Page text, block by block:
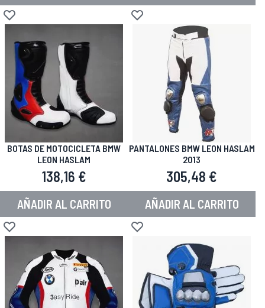
Añadir a la Lista de Deseos Añadir a la Lista de Deseos
BOTAS DE MOTOCICLETA BMW
LEON HASLAM
138,16 €
AÑADIR AL CARRITO
Añadir a la Lista de Deseos
PANTALONES BMW LEON HASLAM
2013
305,48 €
AÑADIR AL CARRITO
Añadir a la Lista de Deseos